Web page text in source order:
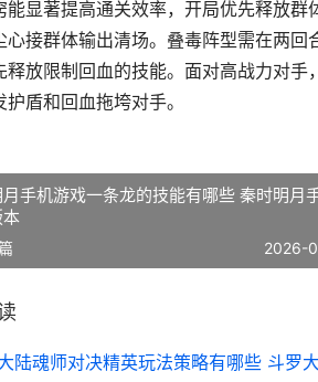
能显著提高通关效率，开局优先释放
心接群体输出清场。叠毒阵型需在两
释放限制回血的技能。面对高战力对手
盾和回血拖垮对手。
手机游戏一条龙的技能有哪些 秦时明月
2026-